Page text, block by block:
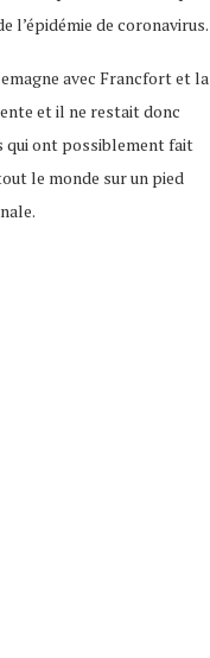
l’épidémie de coronavirus.
avec Francfort et la
et il ne restait donc
qui ont possiblement fait
le monde sur un pied